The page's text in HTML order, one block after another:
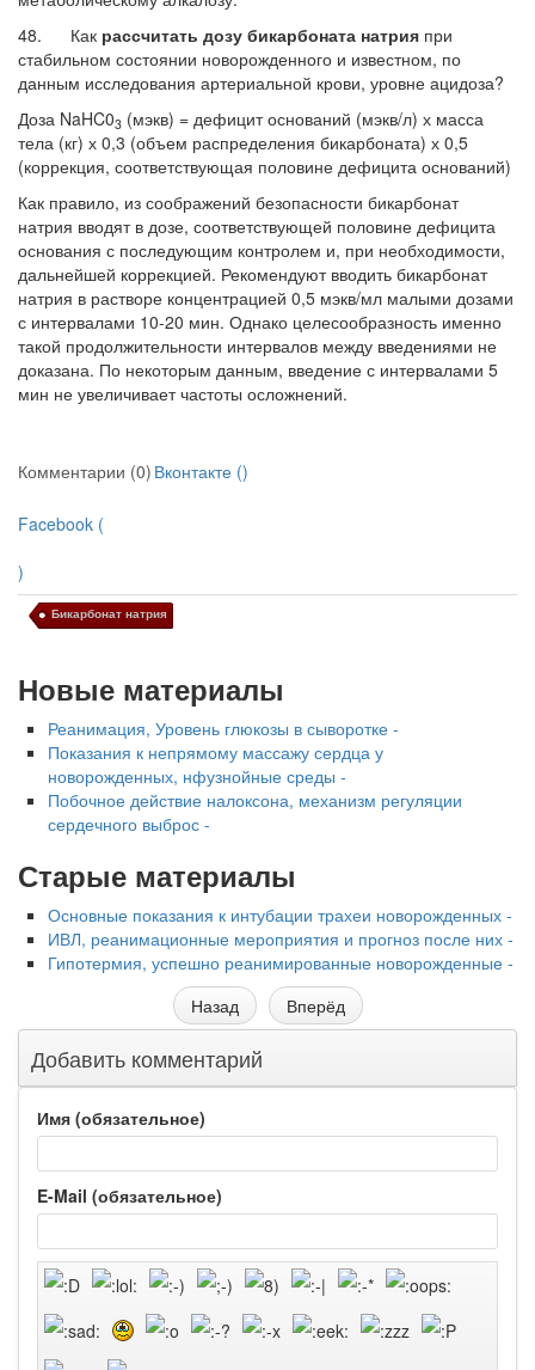
48. Как рассчитать дозу бикарбоната натрия при
стабильном состоянии новорожденного и известном, по
данным исследования артериальной крови, уровне ацидоза?
Доза NaHC03 (мэкв) = дефицит оснований (мэкв/л) х масса
тела (кг) х 0,3 (объем распределения бикарбоната) х 0,5
(коррекция, соответствующая половине дефицита оснований)
Как правило, из соображений безопасности бикарбонат
натрия вводят в дозе, соответствующей половине дефицита
основания с последующим контролем и, при необходимости,
дальнейшей коррекцией. Рекомендуют вводить бикарбо­нат
натрия в растворе концентрацией 0,5 мэкв/мл малыми дозами
с интервалами 10-20 мин. Однако целесообразность именно
такой продолжительности интерва­лов между введениями не
доказана. По некоторым данным, введение с интерва­лами 5
мин не увеличивает частоты осложнений.
Комментарии (0) Вконтакте ()
Facebook (
)
Бикарбонат натрия
Новые материалы
Реанимация, Уровень глюкозы в сыворотке -
Показания к непрямому массажу сердца у
новорожденных, нфузнойные среды -
Побочное действие налоксона, механизм регуляции
сердечного выброс -
Старые материалы
Основные показания к интубации трахеи новорожденных -
ИВЛ, реанимационные мероприятия и прогноз после них -
Гипотермия, успешно реанимированные новорожденные -
Назад
Вперёд
Добавить комментарий
Имя (обязательное)
E-Mail (обязательное)